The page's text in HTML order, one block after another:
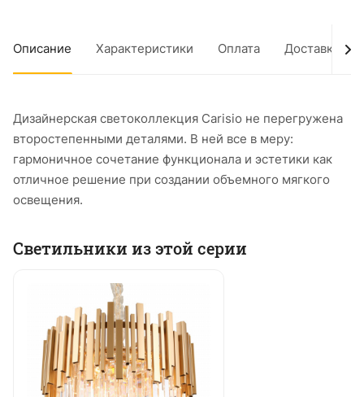
Описание Характеристики Оплата Доставка
Дизайнерская светоколлекция Carisio не перегружена
второстепенными деталями. В ней все в меру:
гармоничное сочетание функционала и эстетики как
отличное решение при создании объемного мягкого
освещения.
Светильники из этой серии